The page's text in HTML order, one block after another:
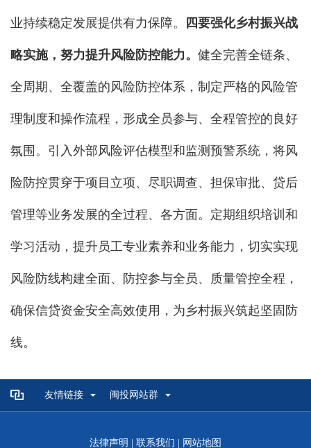
业持续稳定发展提供有力保障。 四要强化乡村振兴战
略实施，努力提升风险防控能力。 健全完善全链条、
全周期、全覆盖的风险防控体系，制定严格的风险管
理制度和操作流程，形成全员参与、全程管控的良好
氛围。引入外部风险评估模型和监测预警系统，将风
险防控贯穿于项目立项、尽职调查、担保审批、贷后
管理等业务发展的全过程、各方面。定期组织培训和
学习活动，提升员工专业素养和业务能力，切实实现
风险防线构建全面、防控参与全员、质量管控全程，
确保信贷资金安全高效使用，为乡村振兴筑起坚固防
线。
友情链接 闽投网站群
法律声明 联系我们 网站地图